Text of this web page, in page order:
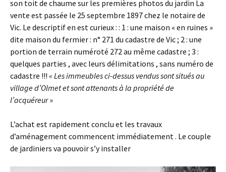
son toit de chaume sur les premières photos du jardin La
vente est passée le 25 septembre 1897 chez le notaire de
Vic. Le descriptif en est curieux : : 1 : une maison « en ruines »
dite maison du fermier : n° 271 du cadastre de Vic ; 2 : une
portion de terrain numéroté 272 au même cadastre ; 3 :
quelques parties , avec leurs délimitations , sans numéro de
cadastre !!! « Les immeubles ci-dessus vendus sont situés au
village d’Olmet et sont attenants à la propriété de
l’acquéreur»
L’achat est rapidement conclu et les travaux
d’aménagement commencent immédiatement . Le couple
de jardiniers va pouvoir s’y installer